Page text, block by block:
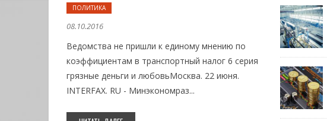
ПОЛИТИКА
08.10.2016
Ведомства не пришли к единому мнению по
коэффициентам в транспортный налог 6 серия
грязные деньги и любовьМосква. 22 июня.
INTERFAX. RU - Минэкономраз...